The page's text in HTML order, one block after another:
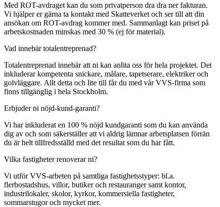
Med ROT-avdraget kan du som privatperson dra dra ner fakturan.
Vi hjälper er gärna ta kontakt med Skatteverket och ser till att din
ansökan om ROT-avdrag kommer med. Sammanlagt kan priset på
arbetskostnaden minskas med 30 % (ej för material).
Vad innebär totalentreprenad?
Totalentreprenad innebär att ni kan anlita oss för hela projektet. Det
inkluderar kompetenta snickare, målare, tapetserare, elektriker och
golvläggare. Allt detta och lite till får du med vår VVS-firma som
finns tillgänglig i hela Stockholm.
Erbjuder ni nöjd-kund-garanti?
Vi har inkluderat en 100 % nöjd kundgaranti som du kan använda
dig av och som säkerställer att vi aldrig lämnar arbetsplatsen förrän
du är helt tillfredsställd med det resultat som du har fått.
Vilka fastigheter renoverar ni?
Vi utför VVS-arbeten på samtliga fastighetsstyper: bl.a.
flerbostadshus, villor, butiker och restauranger samt kontor,
industrilokaler, skolor, kyrkor, kommersiella fastigheter,
sommarstugor och mycket mer.